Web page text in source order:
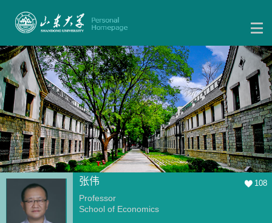
张伟 108
Professor
School of Economics